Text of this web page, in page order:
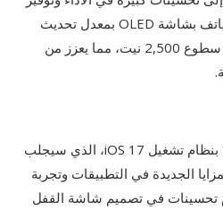
الطاقة. كما يتوقع أن يتميز الهاتف بشاشة OLED بمعدل تحديث
عالٍ وقدرة على الوصول إلى سطوع 2,500 نيت، مما يعزز من
من المتوقع أن يأتي آيفون 15 بنظام تشغيل iOS 17، الذي سيجلب
الجديدة في التطبيقات وتجربة
تحسينات في تصميم شاشة القفل